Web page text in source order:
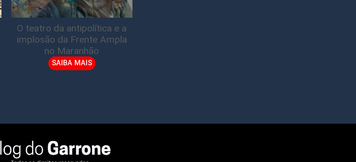
O teatro da antipolítica e a
implosão da Frente Ampla
no Maranhão
SAIBA MAIS